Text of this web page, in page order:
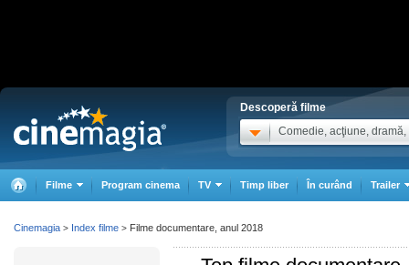
Descoperă filme
Comedie, acţiune, dramă,
Filme Program cinema TV Timp liber În curând Trailer
Cinemagia > Index filme > Filme documentare, anul 2018